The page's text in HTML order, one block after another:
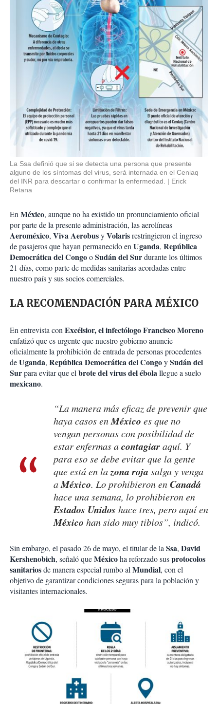
La Ssa definió que si se detecta una persona que presente
alguno de los síntomas del virus, será internada en el Ceniaq
del INR para descartar o confirmar la enfermedad.
Erick
Retana
En México, aunque no ha existido un pronunciamiento oficial
por parte de la presente administración, las aerolíneas
Aeroméxico, Viva AerobusyVolarisrestringieron el ingreso
de pasajeros que hayan permanecido en Uganda, República
Democrática del CongooSudán del Surdurante los últimos
21 días, como parte de medidas sanitarias acordadas entre
nuestro país y sus socios comerciales.
LA RECOMENDACIÓN PARA MÉXICO
En entrevista con Excélsior, elinfectólogo Francisco Moreno
enfatizó que es urgente que nuestro gobierno anuncie
oficialmente la prohibición de entrada de personas procedentes
deUganda, República Democrática del CongoySudán del
Surpara evitar que el brote del virusdel ébolallegue a suelo
mexicano.
“La manera más eficaz de prevenir que
haya casos enMéxico es que no
vengan personas con posibilidad de
estar enfermas acontagiaraquí. Y
para eso se debe evitar que la gente
que está en lazona roja salga y venga
aMéxico. Lo prohibieron enCanadá
hace una semana, lo prohibieron en
Estados Unidos hace tres, pero aquí en
México han sido muy tibios”, indicó.
Sin embargo, el pasado 26 de mayo, el titular de la Ssa, David
Kershenobich, señaló queMéxicoha reforzado susprotocolos
sanitariosde manera especial rumbo al Mundial, con el
objetivo de garantizar condiciones seguras para la población y
visitantes internacionales.